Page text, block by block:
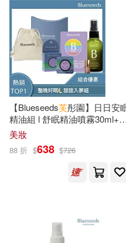
たらちねジョン(18)
プレステージ出版(写
三島由紀夫(18)
上海市經濟和信息化
可樂(18) 吉川
李海生(18) 横
華夏出版社(125)
上海遠東出版社(124)
中國地質大學出版社
武漢出版社(122)
中國石化出版社(121)
商務(120)
【Blueseeds芙彤園】日日安
精油組 l 舒眠精油噴霧30ml+
眠滾珠精油2ml+奇妙草本精油
膏6g
美妝
88 折 $638 $726